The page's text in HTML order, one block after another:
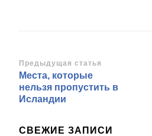
Навигация
по
записям
Предыдущая статья
Места, которые
нельзя пропустить в
Исландии
СВЕЖИЕ ЗАПИСИ